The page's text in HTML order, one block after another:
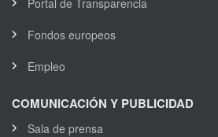
Portal de Transparencia
Fondos europeos
Empleo
COMUNICACIÓN Y PUBLICIDAD
Sala de prensa